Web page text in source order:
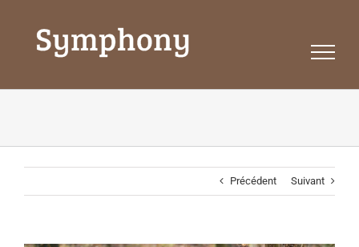
Précédent Suivant